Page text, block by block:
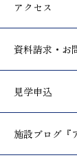
アクセス
資料請求・お
見学申込
施設ブログ